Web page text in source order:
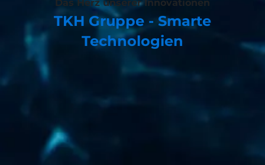
Das Herz unserer Innovationen
TKH Gruppe - Smarte
Technologien